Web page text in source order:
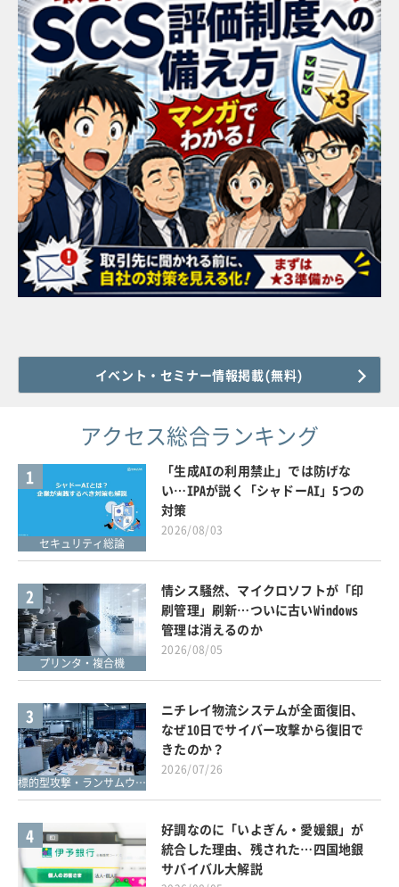
イベント・セミナー情報掲載(無料)
アクセス総合ランキング
1
セキュリティ総論
「生成AIの利用禁止」では防げな
い…IPAが説く「シャドーAI」5つの
対策
2026/08/03
2
プリンタ・複合機
情シス騒然、マイクロソフトが「印
刷管理」刷新…ついに古いWindows
管理は消えるのか
2026/08/05
3
標的型攻撃・ランサムウェア対策
ニチレイ物流システムが全面復旧、
なぜ10日でサイバー攻撃から復旧で
きたのか？
2026/07/26
4
好調なのに「いよぎん・愛媛銀」が
統合した理由、残された…四国地銀
サバイバル大解説